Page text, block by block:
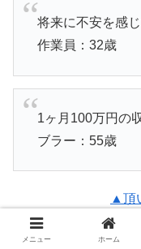
将来に不安を感
作業員：32歳
1ヶ月100万円の
ブラー：55歳
▲頂
メニュー ホーム